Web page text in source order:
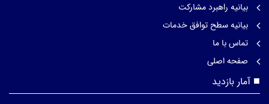
بیانیه راهبرد مشارکت
بیانیه سطح توافق خدمات
تماس با ما
صفحه اصلی
آمار بازدید